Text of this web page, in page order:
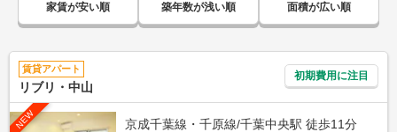
家賃が安い順 築年数が浅い順 面積が広い順
賃貸アパート
リブリ・中山
初期費用に注目
NEW
京成千葉線・千原線/千葉中央駅 徒歩11分